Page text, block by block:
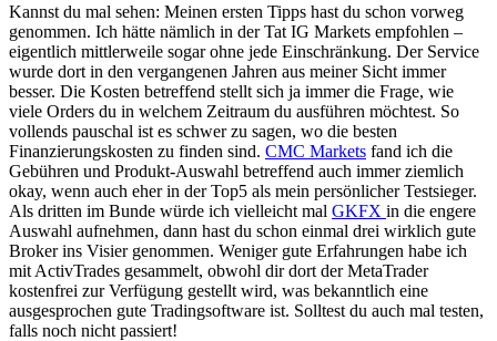
Kannst du mal sehen: Meinen ersten Tipps hast du schon vorweg
genommen. Ich hätte nämlich in der Tat IG Markets empfohlen –
eigentlich mittlerweile sogar ohne jede Einschränkung. Der Service
wurde dort in den vergangenen Jahren aus meiner Sicht immer
besser. Die Kosten betreffend stellt sich ja immer die Frage, wie
viele Orders du in welchem Zeitraum du ausführen möchtest. So
vollends pauschal ist es schwer zu sagen, wo die besten
Finanzierungskosten zu finden sind. CMC Markets fand ich die
Gebühren und Produkt-Auswahl betreffend auch immer ziemlich
okay, wenn auch eher in der Top5 als mein persönlicher Testsieger.
Als dritten im Bunde würde ich vielleicht mal GKFX in die engere
Auswahl aufnehmen, dann hast du schon einmal drei wirklich gute
Broker ins Visier genommen. Weniger gute Erfahrungen habe ich
mit ActivTrades gesammelt, obwohl dir dort der MetaTrader
kostenfrei zur Verfügung gestellt wird, was bekanntlich eine
ausgesprochen gute Tradingsoftware ist. Solltest du auch mal testen,
falls noch nicht passiert!